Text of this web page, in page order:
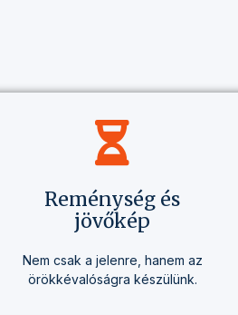
Reménység és
jövőkép
Nem csak a jelenre, hanem az
örökkévalóságra készülünk.